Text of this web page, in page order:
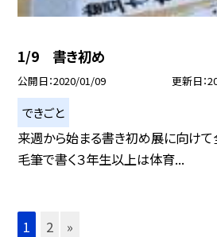
1/9 書き初め
公開日 2020/01/09 更新日
できごと
来週から始まる書き初め展に向けて
毛筆で書く３年生以上は体育...
1 2 »